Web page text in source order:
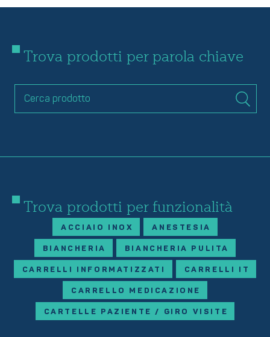
Trova prodotti per parola chiave
Trova prodotti per funzionalità
ACCIAIO INOX ANESTESIA
BIANCHERIA BIANCHERIA PULITA
CARRELLI INFORMATIZZATI CARRELLI IT
CARRELLO MEDICAZIONE
CARTELLE PAZIENTE / GIRO VISITE